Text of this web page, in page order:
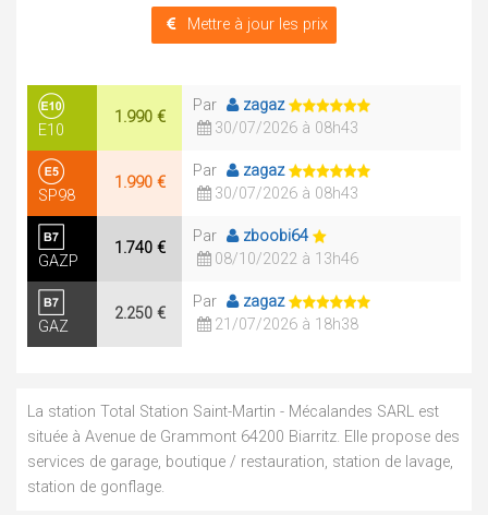
Mettre à jour les prix
E10
1.990 €
Par
zagaz
30/07/2026 à 08h43
SP98
1.990 €
Par
zagaz
30/07/2026 à 08h43
GAZP
1.740 €
Par
zboobi64
08/10/2022 à 13h46
GAZ
2.250 €
Par
zagaz
21/07/2026 à 18h38
La station Total Station Saint-Martin - Mécalandes SARL est
située à Avenue de Grammont 64200 Biarritz. Elle propose des
services de garage, boutique / restauration, station de lavage,
station de gonflage.